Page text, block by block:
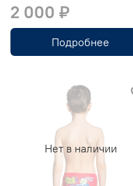
2 000 ₽
Подробнее
Нет в наличии